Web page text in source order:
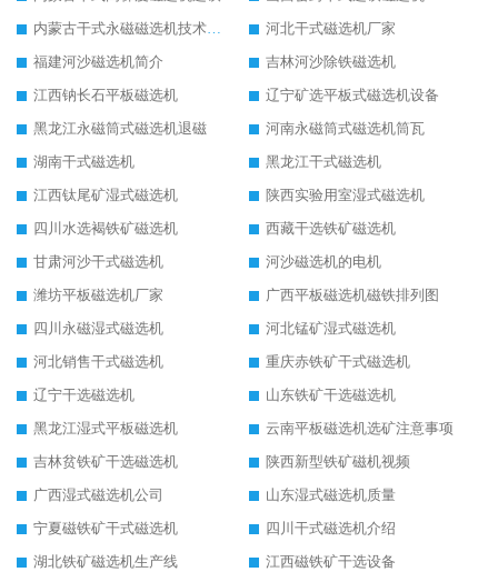
内蒙古干式永磁磁选机技术要求
河北干式磁选机厂家
福建河沙磁选机简介
吉林河沙除铁磁选机
江西钠长石平板磁选机
辽宁矿选平板式磁选机设备
黑龙江永磁筒式磁选机退磁
河南永磁筒式磁选机筒瓦
湖南干式磁选机
黑龙江干式磁选机
江西钛尾矿湿式磁选机
陕西实验用室湿式磁选机
四川水选褐铁矿磁选机
西藏干选铁矿磁选机
甘肃河沙干式磁选机
河沙磁选机的电机
潍坊平板磁选机厂家
广西平板磁选机磁铁排列图
四川永磁湿式磁选机
河北锰矿湿式磁选机
河北销售干式磁选机
重庆赤铁矿干式磁选机
辽宁干选磁选机
山东铁矿干选磁选机
黑龙江湿式平板磁选机
云南平板磁选机选矿注意事项
吉林贫铁矿干选磁选机
陕西新型铁矿磁机视频
广西湿式磁选机公司
山东湿式磁选机质量
宁夏磁铁矿干式磁选机
四川干式磁选机介绍
湖北铁矿磁选机生产线
江西磁铁矿干选设备